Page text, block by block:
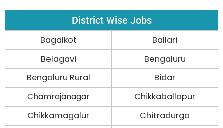
District Wise Jobs
Bagalkot
Ballari
Belagavi
Bengaluru
Bengaluru Rural
Bidar
Chamrajanagar
Chikkaballapur
Chikkamagalur
Chitradurga